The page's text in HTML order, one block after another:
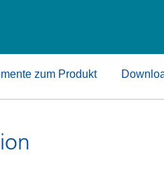
zum Produkt